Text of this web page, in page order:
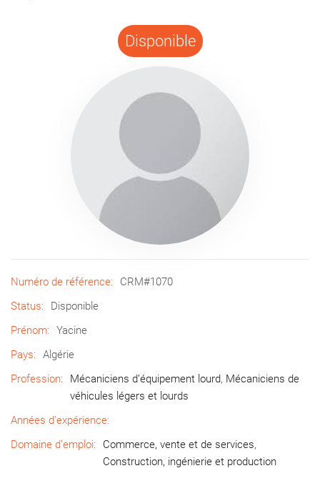
Disponible
Numéro de référence:
CRM#1070
Status:
Disponible
Prénom:
Yacine
Pays:
Algérie
Profession:
Mécaniciens d’équipement lourd, Mécaniciens de
véhicules légers et lourds
Années d’expérience:
Domaine d’emploi:
Commerce, vente et de services,
Construction, ingénierie et production